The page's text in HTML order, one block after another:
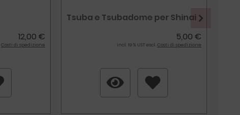
12,00 €
Costi di spedizione
Tsuba e Tsubadome per Shinai
5,00 €
incl. 19 % UST escl. Costi di spedizione